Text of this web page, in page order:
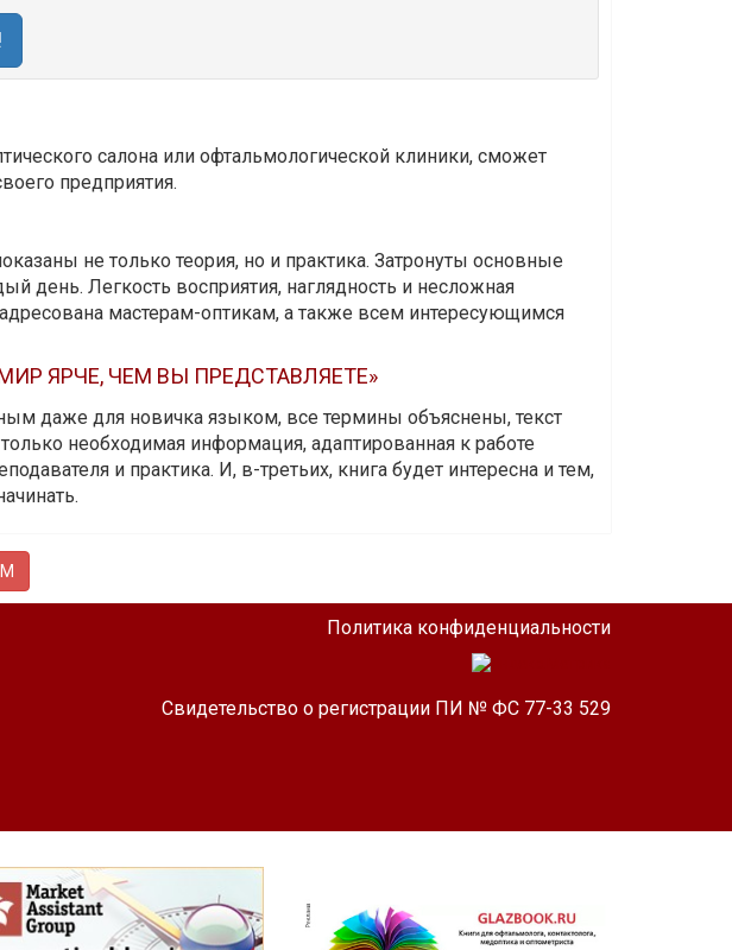
салона или офтальмологической клиники, сможет
предприятия.
не только теория, но и практика. Затронуты основные
день. Легкость восприятия, наглядность и несложная
мастерам-оптикам, а также всем интересующимся
ЯРЧЕ, ЧЕМ ВЫ ПРЕДСТАВЛЯЕТЕ»
даже для новичка языком, все термины объяснены, текст
необходимая информация, адаптированная к работе
и практика. И, в-третьих, книга будет интересна и тем,
Политика конфиденциальности
Свидетельство о регистрации ПИ № ФС 77-33 529